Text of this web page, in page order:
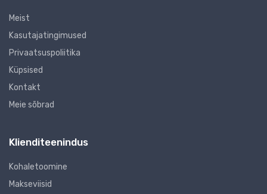
Meist
Kasutajatingimused
Privaatsuspoliitika
Küpsised
Kontakt
Meie sõbrad
Klienditeenindus
Kohaletoomine
Makseviisid